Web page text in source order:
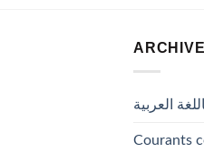
العربية
Courants